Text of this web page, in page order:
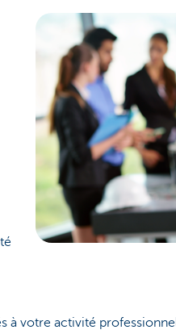
à votre activité